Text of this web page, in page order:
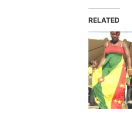
RELATED